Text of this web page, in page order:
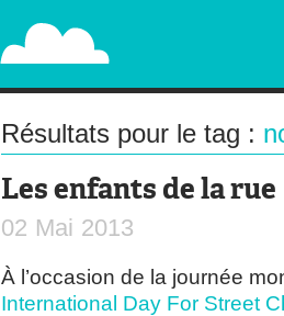
PAPERPLANE
STREET, AMBIENT, GUÉRILLA MARKETING
Résultats pour le tag :
Les enfants de la rue
02 Mai 2013
À l’occasion de la journée
International Day For Street